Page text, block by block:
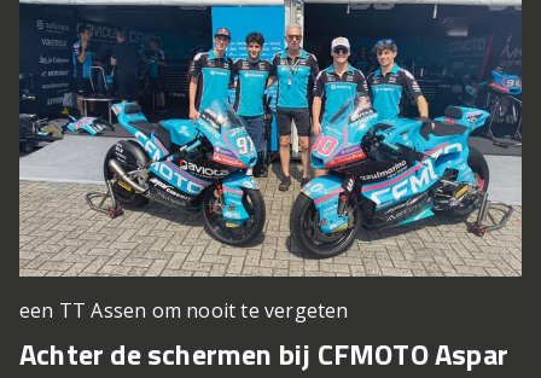
een TT Assen om nooit te vergeten
Achter de schermen bij CFMOTO Aspar